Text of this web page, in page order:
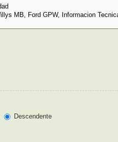
Descendente